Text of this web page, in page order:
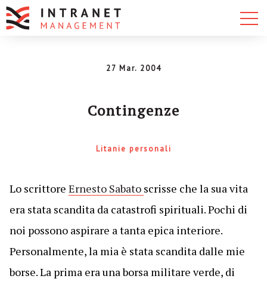
27 Mar. 2004
Contingenze
Litanie personali
Lo scrittore Ernesto Sabato scrisse che la sua vita
era stata scandita da catastrofi spirituali. Pochi di
noi possono aspirare a tanta epica interiore.
Personalmente, la mia è stata scandita dalle mie
borse. La prima era una borsa militare verde, di